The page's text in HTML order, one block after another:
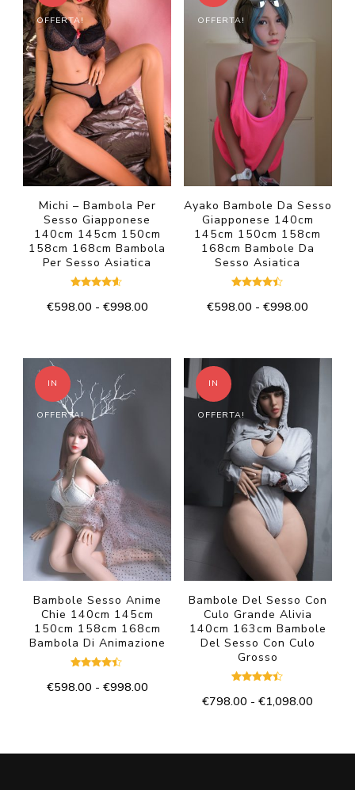
OFFERTA!
Michi – Bambola Per
Sesso Giapponese
140cm 145cm 150cm
158cm 168cm Bambola
Per Sesso Asiatica
4.50
€598.00 - €998.00Fascia
da
€598.00
più
varianti.
opzioni
possono
essere
scelte
nella
pagina
del
prodotto
OFFERTA!
Ayako Bambole Da Sesso
Giapponese 140cm
145cm 150cm 158cm
168cm Bambole Da
Sesso Asiatica
4.33
€598.00 - €998.00
da
€598.00
ha
più
varianti.
Le
opzioni
possono
essere
scelte
nella
pagina
del
prodotto
IN
OFFERTA!
Bambole Sesso Anime
Chie 140cm 145cm
150cm 158cm 168cm
Bambola Di Animazione
4.33
€598.00 - €998.00Fascia
€598.00
ha
IN
OFFERTA!
Bambole Del Sesso Con
Culo Grande Alivia
140cm 163cm Bambole
Del Sesso Con Culo
Grosso
4.33
€798.00 - €1,098.00
da